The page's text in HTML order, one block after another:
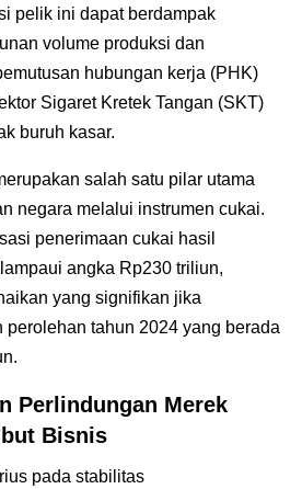
pelik ini dapat berdampak
volume produksi dan
hubungan kerja (PHK)
Sigaret Kretek Tangan (SKT)
buruh kasar.
salah satu pilar utama
negara melalui instrumen cukai.
penerimaan cukai hasil
angka Rp230 triliun,
yang signifikan jika
tahun 2024 yang berada
Perlindungan Merek
Bisnis
pada stabilitas